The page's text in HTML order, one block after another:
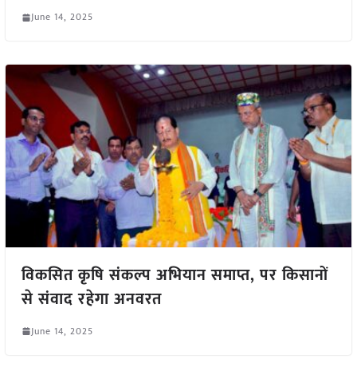
June 14, 2025
विकसित कृषि संकल्प अभियान समाप्त, पर किसानों
से संवाद रहेगा अनवरत
June 14, 2025